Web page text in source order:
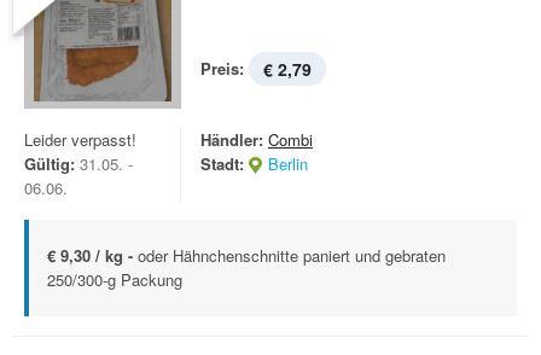
Preis: € 2,79
Leider verpasst!
Gültig: 31.05. -
06.06.
Händler: Combi
Stadt:
Berlin
€ 9,30 / kg - oder Hähnchenschnitte paniert und gebraten
250/300-g Packung